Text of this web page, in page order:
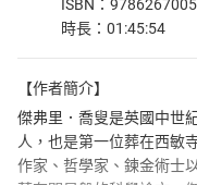
ISBN：
時長：01:45:54
【作者簡介】
傑弗里．喬叟是英國中世
人，也是第一位葬在西敏
作家、哲學家、鍊金術士